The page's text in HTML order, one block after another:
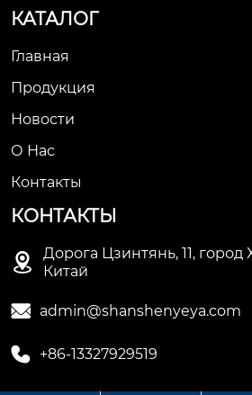
КАТАЛОГ
Главная
Продукция
Новости
О Нас
Контакты
КОНТАКТЫ

Дорога Цзинтянь, 11, город
Китай
 admin@shanshenyeya.com
 +86-13327929519